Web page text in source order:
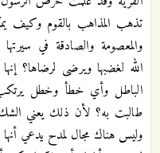
تذهب المذاهب بالقوم وكيف
والمعصومة والصادقة في
الله لغضبها ويرضى لرضاها؟
الباطل وأي خطأ وخطل
طالبت به؟ لأن ذلك يعني
وليس هناك مجال لمدح يدعي أنها